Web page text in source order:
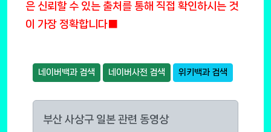
은 신뢰할 수 있는 출처를 통해 직접 확인하시는 것
이 가장 정확합니다■
네이버백과 검색 네이버사전 검색 위키백과 검색
부산 사상구 일본 관련 동영상